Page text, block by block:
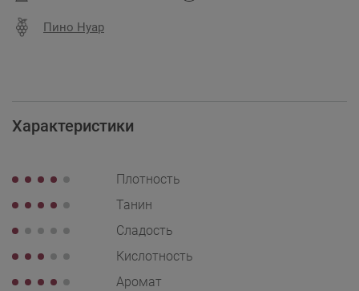
Пино Нуар
Характеристики
Плотность
Танин
Сладость
Кислотность
Аромат